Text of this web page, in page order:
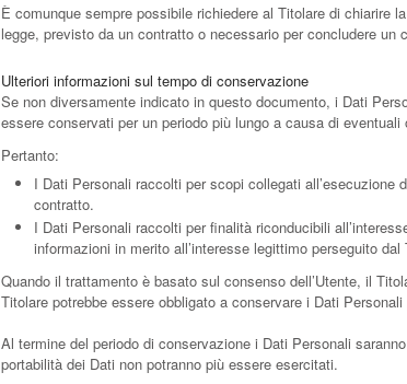
È comunque sempre possibile richiedere al Titolare di
legge, previsto da un contratto o necessario per concludere un
Ulteriori informazioni sul tempo di conservazione
Se non diversamente indicato in questo documento, i Dati
essere conservati per un periodo più lungo a causa di
Pertanto:
I Dati Personali raccolti per scopi collegati all’esecuzione
contratto.
I Dati Personali raccolti per finalità riconducibili
informazioni in merito all’interesse legittimo perseguito
Quando il trattamento è basato sul consenso dell’Utente, il
Titolare potrebbe essere obbligato a conservare i Dati
Al termine del periodo di conservazione i Dati Personali
portabilità dei Dati non potranno più essere esercitati.